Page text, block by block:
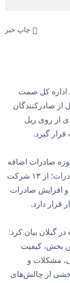
چاپ خبر
اداره کل صمت
از صادرکنندگان
از روی ریل
گیرد.
صادرات اضافه
کرد: امروز به مناسبت فرارسیدن روز ملی صادرات؛ از ۱۳ شرکت
و افزایش صادرات
قرار دارد.
گیلان بیان کرد:
بخش، کیفیت
مشکلات و
بخشی از چالش‌های